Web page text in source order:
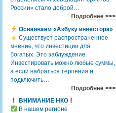
России» стало доброй…
Подробнее >>>
Осваиваем «Азбуку инвестора»
Существует распространенное
мнение, что инвестиции для
богатых. Это заблуждение.
Инвестировать можно любые суммы,
а если набраться терпения и
подключить…
Подробнее >>>
ВНИМАНИЕ НКО
В нашем регионе